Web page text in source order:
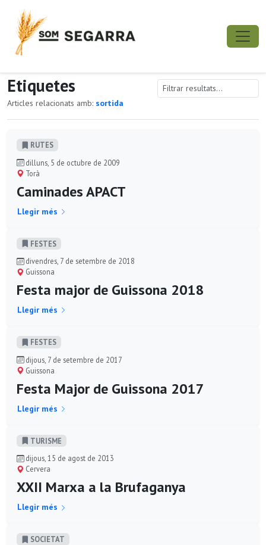
Etiquetes
Articles relacionats amb: sortida
RUTES
dilluns, 5 de octubre de 2009
Torà
Caminades APACT
Llegir més
FESTES
divendres, 7 de setembre de 2018
Guissona
Festa major de Guissona 2018
Llegir més
FESTES
dijous, 7 de setembre de 2017
Guissona
Festa Major de Guissona 2017
Llegir més
TURISME
dijous, 15 de agost de 2013
Cervera
XXII Marxa a la Brufaganya
Llegir més
SOCIETAT